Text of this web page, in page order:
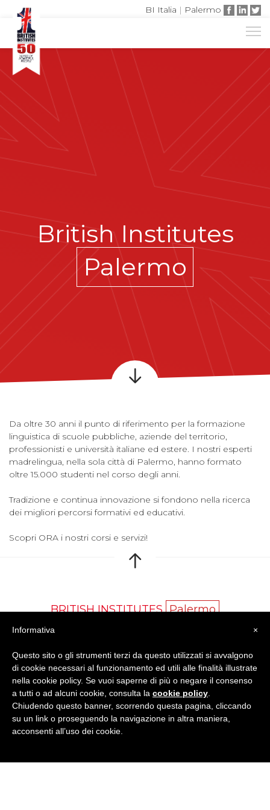
BI Italia | Palermo
British Institutes
Palermo
Da oltre 30 anni il punto di riferimento per la formazione
linguistica di scuole pubbliche, aziende del territorio,
professionisti e università italiane ed estere. I nostri esperti
madrelingua, nella sola città di Palermo, hanno formato
oltre 15.000 studenti nel corso degli anni.
Tradizione e continua innovazione si fondono nella ricerca
dei migliori percorsi formativi ed educativi.
Scopri ORA i nostri corsi e servizi!
BRITISH INSTITUTES Palermo
Tel091 204.555· E-Mail:palermo@britishinstitutes.it
P.Iva 04981970827
GET SOCIAL
×
Informativa
Questo sito o gli strumenti terzi da questo utilizzati si avvalgono
di cookie necessari al funzionamento ed utili alle finalità illustrate
nella cookie policy. Se vuoi saperne di più o negare il consenso
a tutti o ad alcuni cookie, consulta la cookie policy
Chiudendo questo banner, scorrendo questa pagina, cliccando
su un link o proseguendo la navigazione in altra maniera,
acconsenti all’uso dei cookie.